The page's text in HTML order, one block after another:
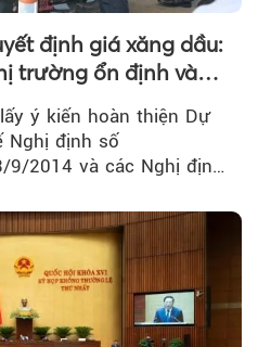
Theo
định giá xăng dầu:
trường ổn định và
ý kiến hoàn thiện Dự
Nghị định số
9/2014 và các Nghị định